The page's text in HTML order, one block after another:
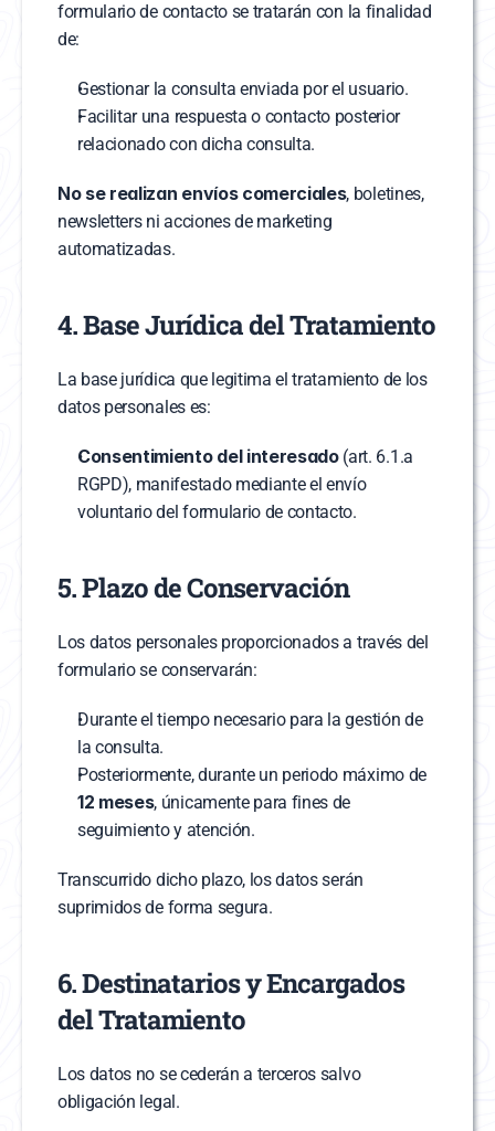
formulario de contacto se tratarán con la finalidad
de:
Gestionar la consulta enviada por el usuario.
Facilitar una respuesta o contacto posterior
relacionado con dicha consulta.
No se realizan envíos comerciales, boletines,
newsletters ni acciones de marketing
automatizadas.
4. Base Jurídica del Tratamiento
La base jurídica que legitima el tratamiento de los
datos personales es:
Consentimiento del interesado (art. 6.1.a
RGPD), manifestado mediante el envío
voluntario del formulario de contacto.
5. Plazo de Conservación
Los datos personales proporcionados a través del
formulario se conservarán:
Durante el tiempo necesario para la gestión de
la consulta.
Posteriormente, durante un periodo máximo de
12 meses, únicamente para fines de
seguimiento y atención.
Transcurrido dicho plazo, los datos serán
suprimidos de forma segura.
6. Destinatarios y Encargados
del Tratamiento
Los datos no se cederán a terceros salvo
obligación legal.